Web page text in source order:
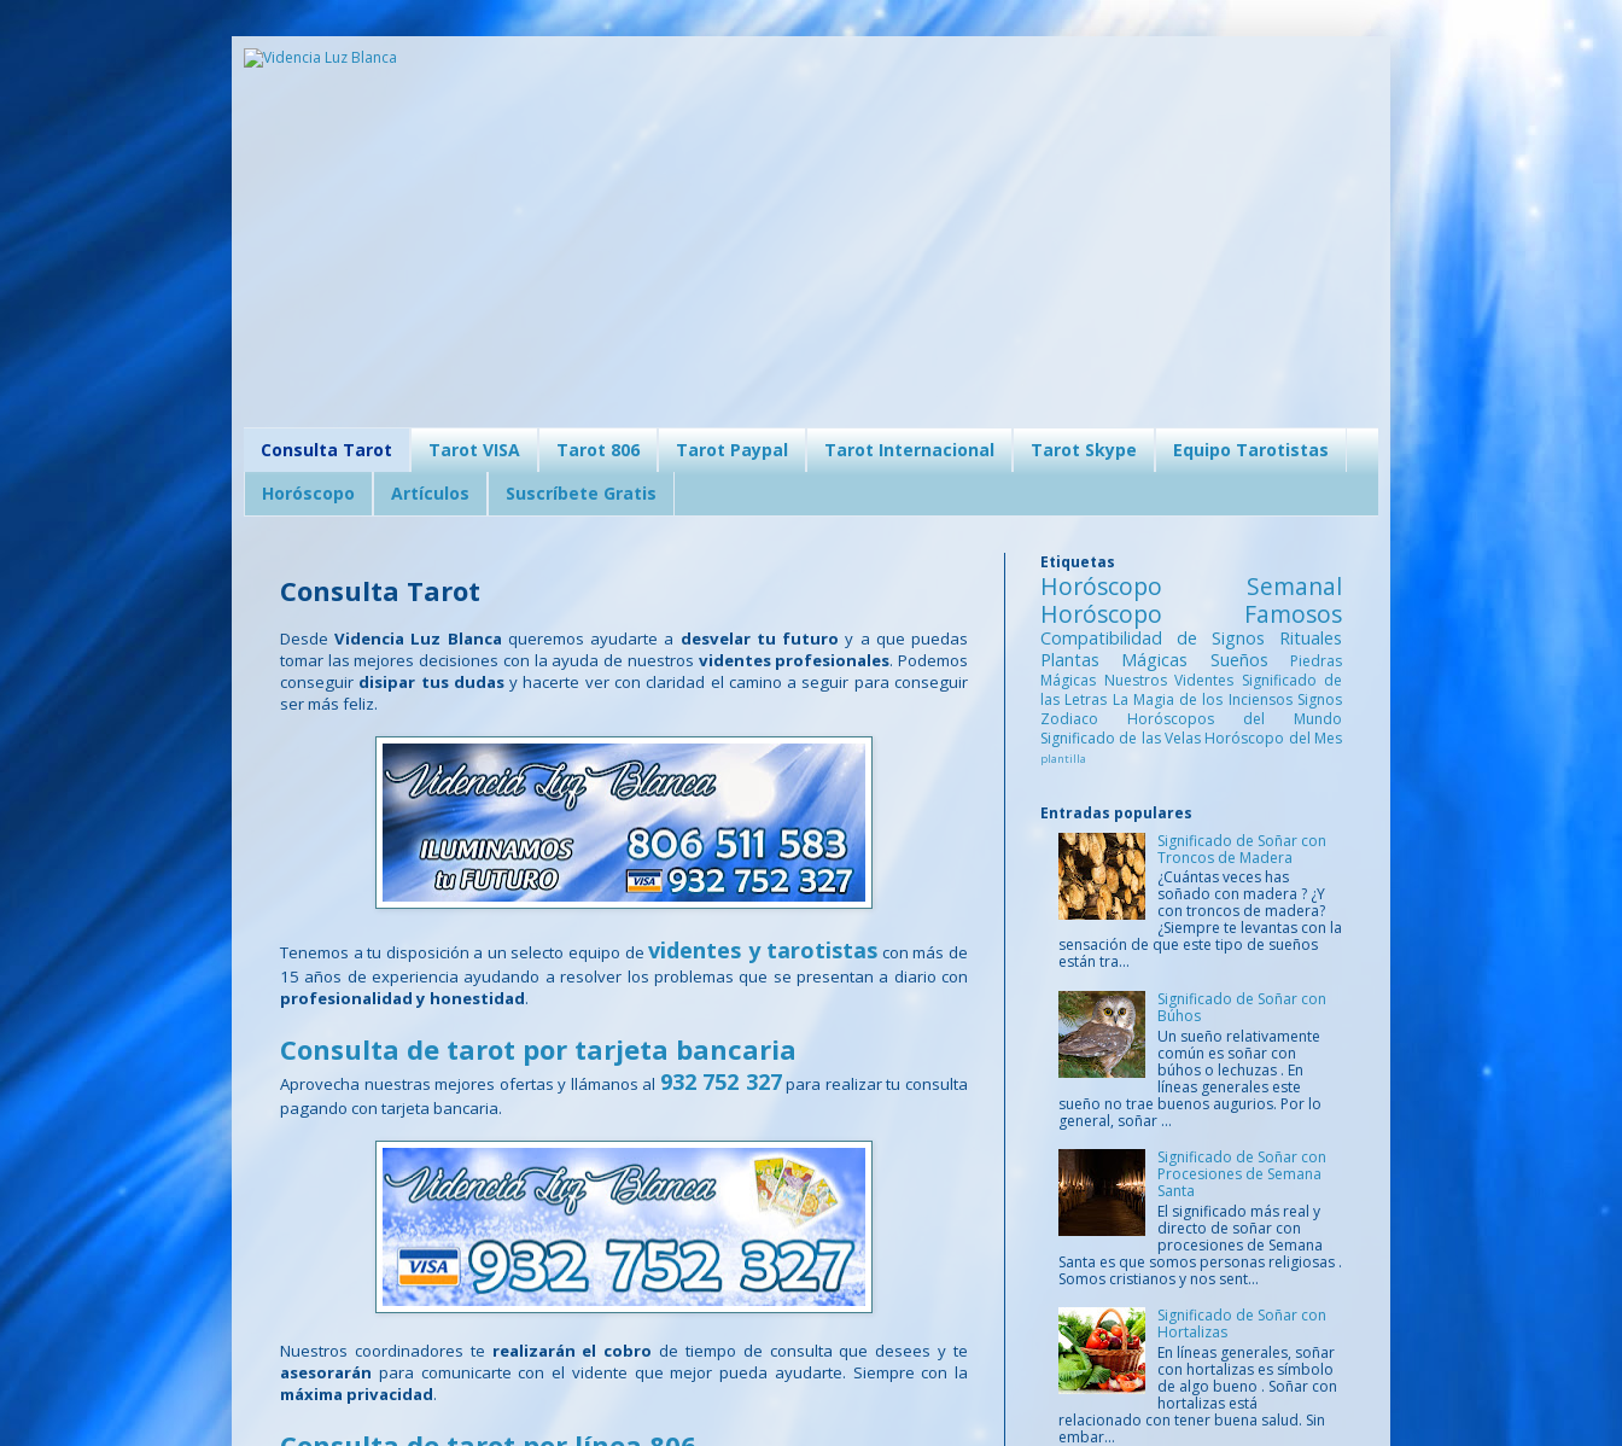
Consulta Tarot Tarot VISA Tarot 806 Tarot Paypal Tarot Internacional Tarot Skype
Equipo Tarotistas
Horóscopo
Artículos Suscríbete Gratis
Consulta Tarot
DesdeVidencia Luz Blanca queremos ayudarte a desvelar tu futuro y a que puedas
tomar las mejores decisiones con la ayuda de nuestros videntes profesionales. Podemos
conseguir disipar tus dudasy hacerte ver con claridad el camino a seguir para conseguir
ser más feliz.
Tenemos a tu disposición a un selecto equipo devidentes y tarotistas con más de
15 años de experiencia ayudando a resolver los problemas que se presentan a diario con
profesionalidad y honestidad.
Consulta de tarot por tarjeta bancaria
Aprovecha nuestras mejores ofertas y llámanos al 932 752 327para realizar tu consulta
pagando con tarjeta bancaria.
Nuestros coordinadores te realizarán el cobro de tiempo de consulta que desees y te
asesorarán para comunicarte con el vidente que mejor pueda ayudarte. Siempre con la
máxima privacidad.
Etiquetas
Horóscopo Semanal
Horóscopo Famosos
Compatibilidad de Signos Rituales
Plantas Mágicas Sueños
Piedras
Mágicas Nuestros Videntes Significado de
las Letras La Magia de los Inciensos Signos
Zodiaco Horóscopos del Mundo
Significado de las Velas Horóscopo del Mes
plantilla
Entradas populares
Significado de Soñar con
Troncos de Madera
¿Cuántas veces has
soñado con madera ? ¿Y
con troncos de madera?
¿Siempre te levantas con la
sensación de que este tipo de sueños
están tra...
Significado de Soñar con
Búhos
Un sueño relativamente
común es soñar con
búhos o lechuzas . En
líneas generales este
sueño no trae buenos augurios. Por lo
general, soñar ...
Significado de Soñar con
Procesiones de Semana
Santa
El significado más real y
directo de soñar con
procesiones de Semana
Santa es que somos personas religiosas .
Somos cristianos y nos sent...
Significado de Soñar con
Hortalizas
En líneas generales, soñar
con hortalizas es símbolo
de algo bueno . Soñar con
hortalizas está
relacionado con tener buena salud. Sin
embar...